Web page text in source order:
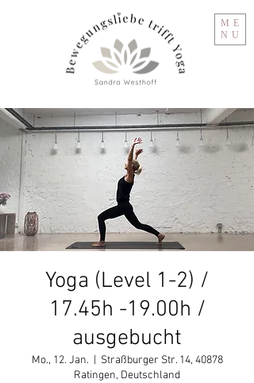
ME
NU
Yoga (Level 1-2) /
17.45h -19.00h /
ausgebucht
Mo., 12. Jan.
Straßburger Str. 14, 40878
Ratingen, Deutschland